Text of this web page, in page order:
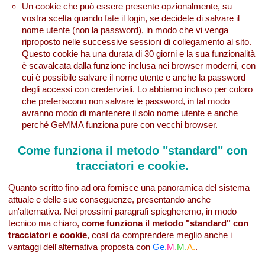
Un cookie che può essere presente opzionalmente, su
vostra scelta quando fate il login, se decidete di salvare il
nome utente (non la password), in modo che vi venga
riproposto nelle successive sessioni di collegamento al sito.
Questo cookie ha una durata di 30 giorni e la sua funzionalità
è scavalcata dalla funzione inclusa nei browser moderni, con
cui è possibile salvare il nome utente e anche la password
degli accessi con credenziali. Lo abbiamo incluso per coloro
che preferiscono non salvare le password, in tal modo
avranno modo di mantenere il solo nome utente e anche
perché GeMMA funziona pure con vecchi browser.
Come funziona il metodo "standard" con
tracciatori e cookie.
Quanto scritto fino ad ora fornisce una panoramica del sistema
attuale e delle sue conseguenze, presentando anche
un'alternativa. Nei prossimi paragrafi spiegheremo, in modo
tecnico ma chiaro, come funziona il metodo "standard" con
tracciatori e cookie, così da comprendere meglio anche i
vantaggi dell'alternativa proposta con Ge.M.M.A..